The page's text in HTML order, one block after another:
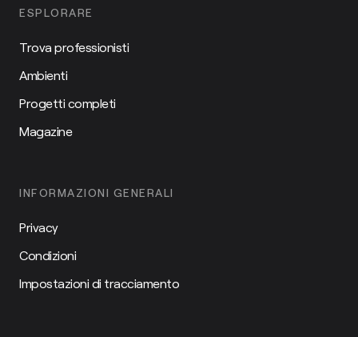
ESPLORARE
Trova professionisti
Ambienti
Progetti completi
Magazine
INFORMAZIONI GENERALI
Privacy
Condizioni
Impostazioni di tracciamento